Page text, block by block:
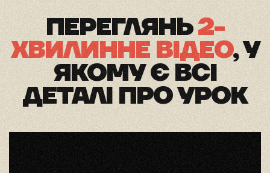
ПЕРЕГЛЯНЬ2-
ХВИЛИННЕ ВІДЕО, У
ЯКОМУ Є ВСІ
ДЕТАЛІ ПРО УРОК